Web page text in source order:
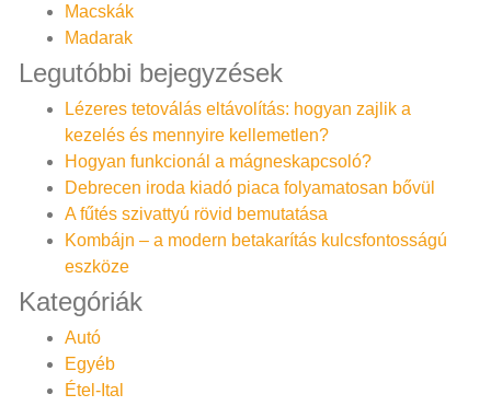
Macskák
Madarak
Legutóbbi bejegyzések
Lézeres tetoválás eltávolítás: hogyan zajlik a
kezelés és mennyire kellemetlen?
Hogyan funkcionál a mágneskapcsoló?
Debrecen iroda kiadó piaca folyamatosan bővül
A fűtés szivattyú rövid bemutatása
Kombájn – a modern betakarítás kulcsfontosságú
eszköze
Kategóriák
Autó
Egyéb
Étel-Ital